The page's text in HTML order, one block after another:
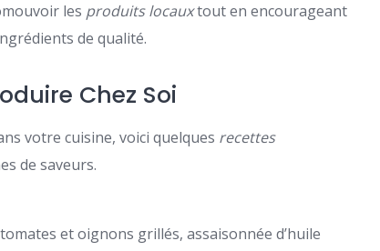
les produits locauxtout en encourageant
de qualité.
Chez Soi
votre cuisine, voici quelques recettes
de saveurs.
et oignons grillés, assaisonnée d’huile